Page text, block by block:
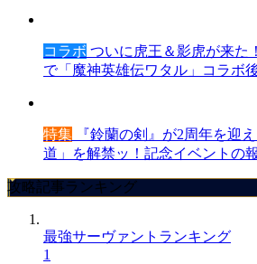
コラボ ついに虎王＆影虎が来た
で「魔神英雄伝ワタル」コラボ
特集 『鈴蘭の剣』が2周年を迎
道」を解禁ッ！記念イベントの
攻略記事ランキング
最強サーヴァントランキング
1